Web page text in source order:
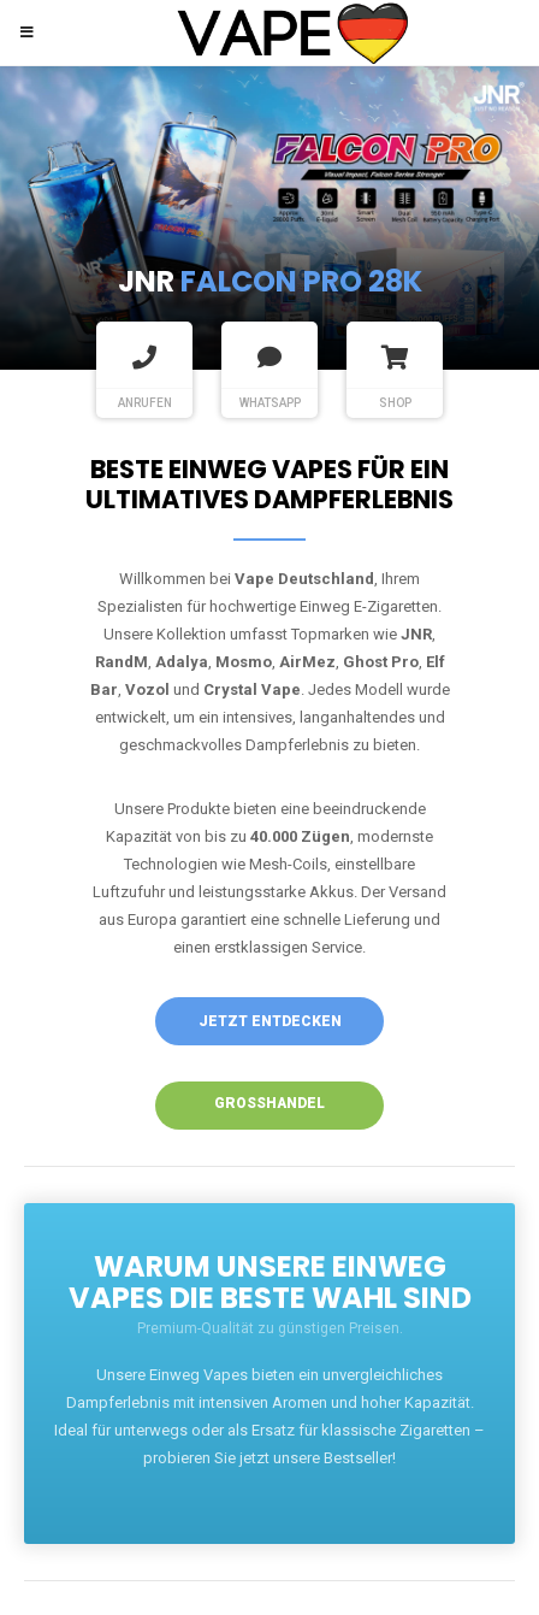
JNRSHISHA HOOKAH MAX
ANRUFEN WHATSAPP SHOP
BESTE EINWEG VAPES FÜR EIN
ULTIMATIVES DAMPFERLEBNIS
Willkommen bei Vape Deutschland, Ihrem
Spezialisten für hochwertige Einweg E-Zigaretten.
Unsere Kollektion umfasst Topmarken wie JNR,
RandM, Adalya, Mosmo, AirMez, Ghost Pro, Elf
Bar, Vozol und Crystal Vape. Jedes Modell wurde
entwickelt, um ein intensives, langanhaltendes und
geschmackvolles Dampferlebnis zu bieten.
Unsere Produkte bieten eine beeindruckende
Kapazität von bis zu 40.000 Zügen, modernste
Technologien wie Mesh-Coils, einstellbare
Luftzufuhr und leistungsstarke Akkus. Der Versand
aus Europa garantiert eine schnelle Lieferung und
einen erstklassigen Service.
JETZT ENTDECKEN
GROSSHANDEL
WARUM UNSERE EINWEG
VAPES DIE BESTE WAHL SIND
Premium-Qualität zu günstigen Preisen.
Unsere Einweg Vapes bieten ein unvergleichliches
Dampferlebnis mit intensiven Aromen und hoher Kapazität.
Ideal für unterwegs oder als Ersatz für klassische Zigaretten –
probieren Sie jetzt unsere Bestseller!